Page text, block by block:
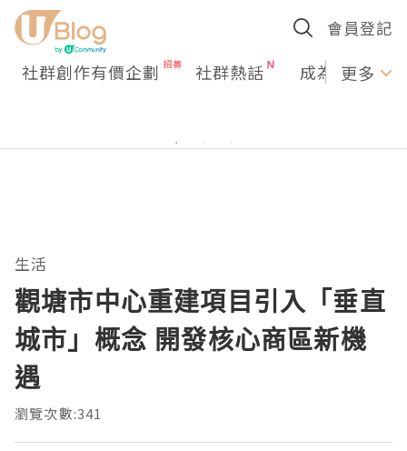
會員登記
社群創作有價企劃 社群熱話 成為U更多
生活
觀塘市中心重建項目引入「垂直
城市」概念 開發核心商區新機
遇
瀏覽次數:341